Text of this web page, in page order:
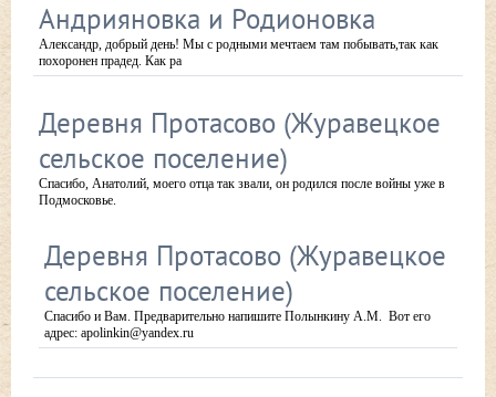
Андрияновка и Родионовка
Александр, добрый день! Мы с родными мечтаем там побывать,так как
похоронен прадед. Как ра
Деревня Протасово (Журавецкое
сельское поселение)
Спасибо, Анатолий, моего отца так звали, он родился после войны уже в
Подмосковье.
Деревня Протасово (Журавецкое
сельское поселение)
Спасибо и Вам. Предварительно напишите Полынкину А.М. Вот его
адрес: apolinkin@yandex.ru